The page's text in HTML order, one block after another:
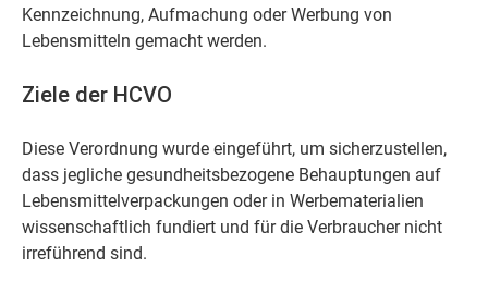
Kennzeichnung, Aufmachung oder Werbung von
Lebensmitteln gemacht werden.
Ziele der HCVO
Diese Verordnung wurde eingeführt, um sicherzustellen,
dass jegliche gesundheitsbezogene Behauptungen auf
Lebensmittelverpackungen oder in Werbematerialien
wissenschaftlich fundiert und für die Verbraucher nicht
irreführend sind.